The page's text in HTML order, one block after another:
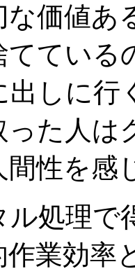
な価値あ
てている
出しに行
った人は
間性を感
ル処理で
作業効